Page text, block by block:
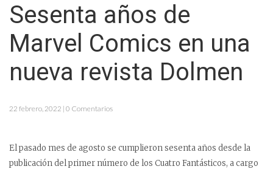
Sesenta años de
Marvel Comics en una
nueva revista Dolmen
22 febrero, 2022 | 0 Comentarios
El pasado mes de agosto se cumplieron sesenta años desde la
publicación del primer número de los Cuatro Fantásticos, a cargo